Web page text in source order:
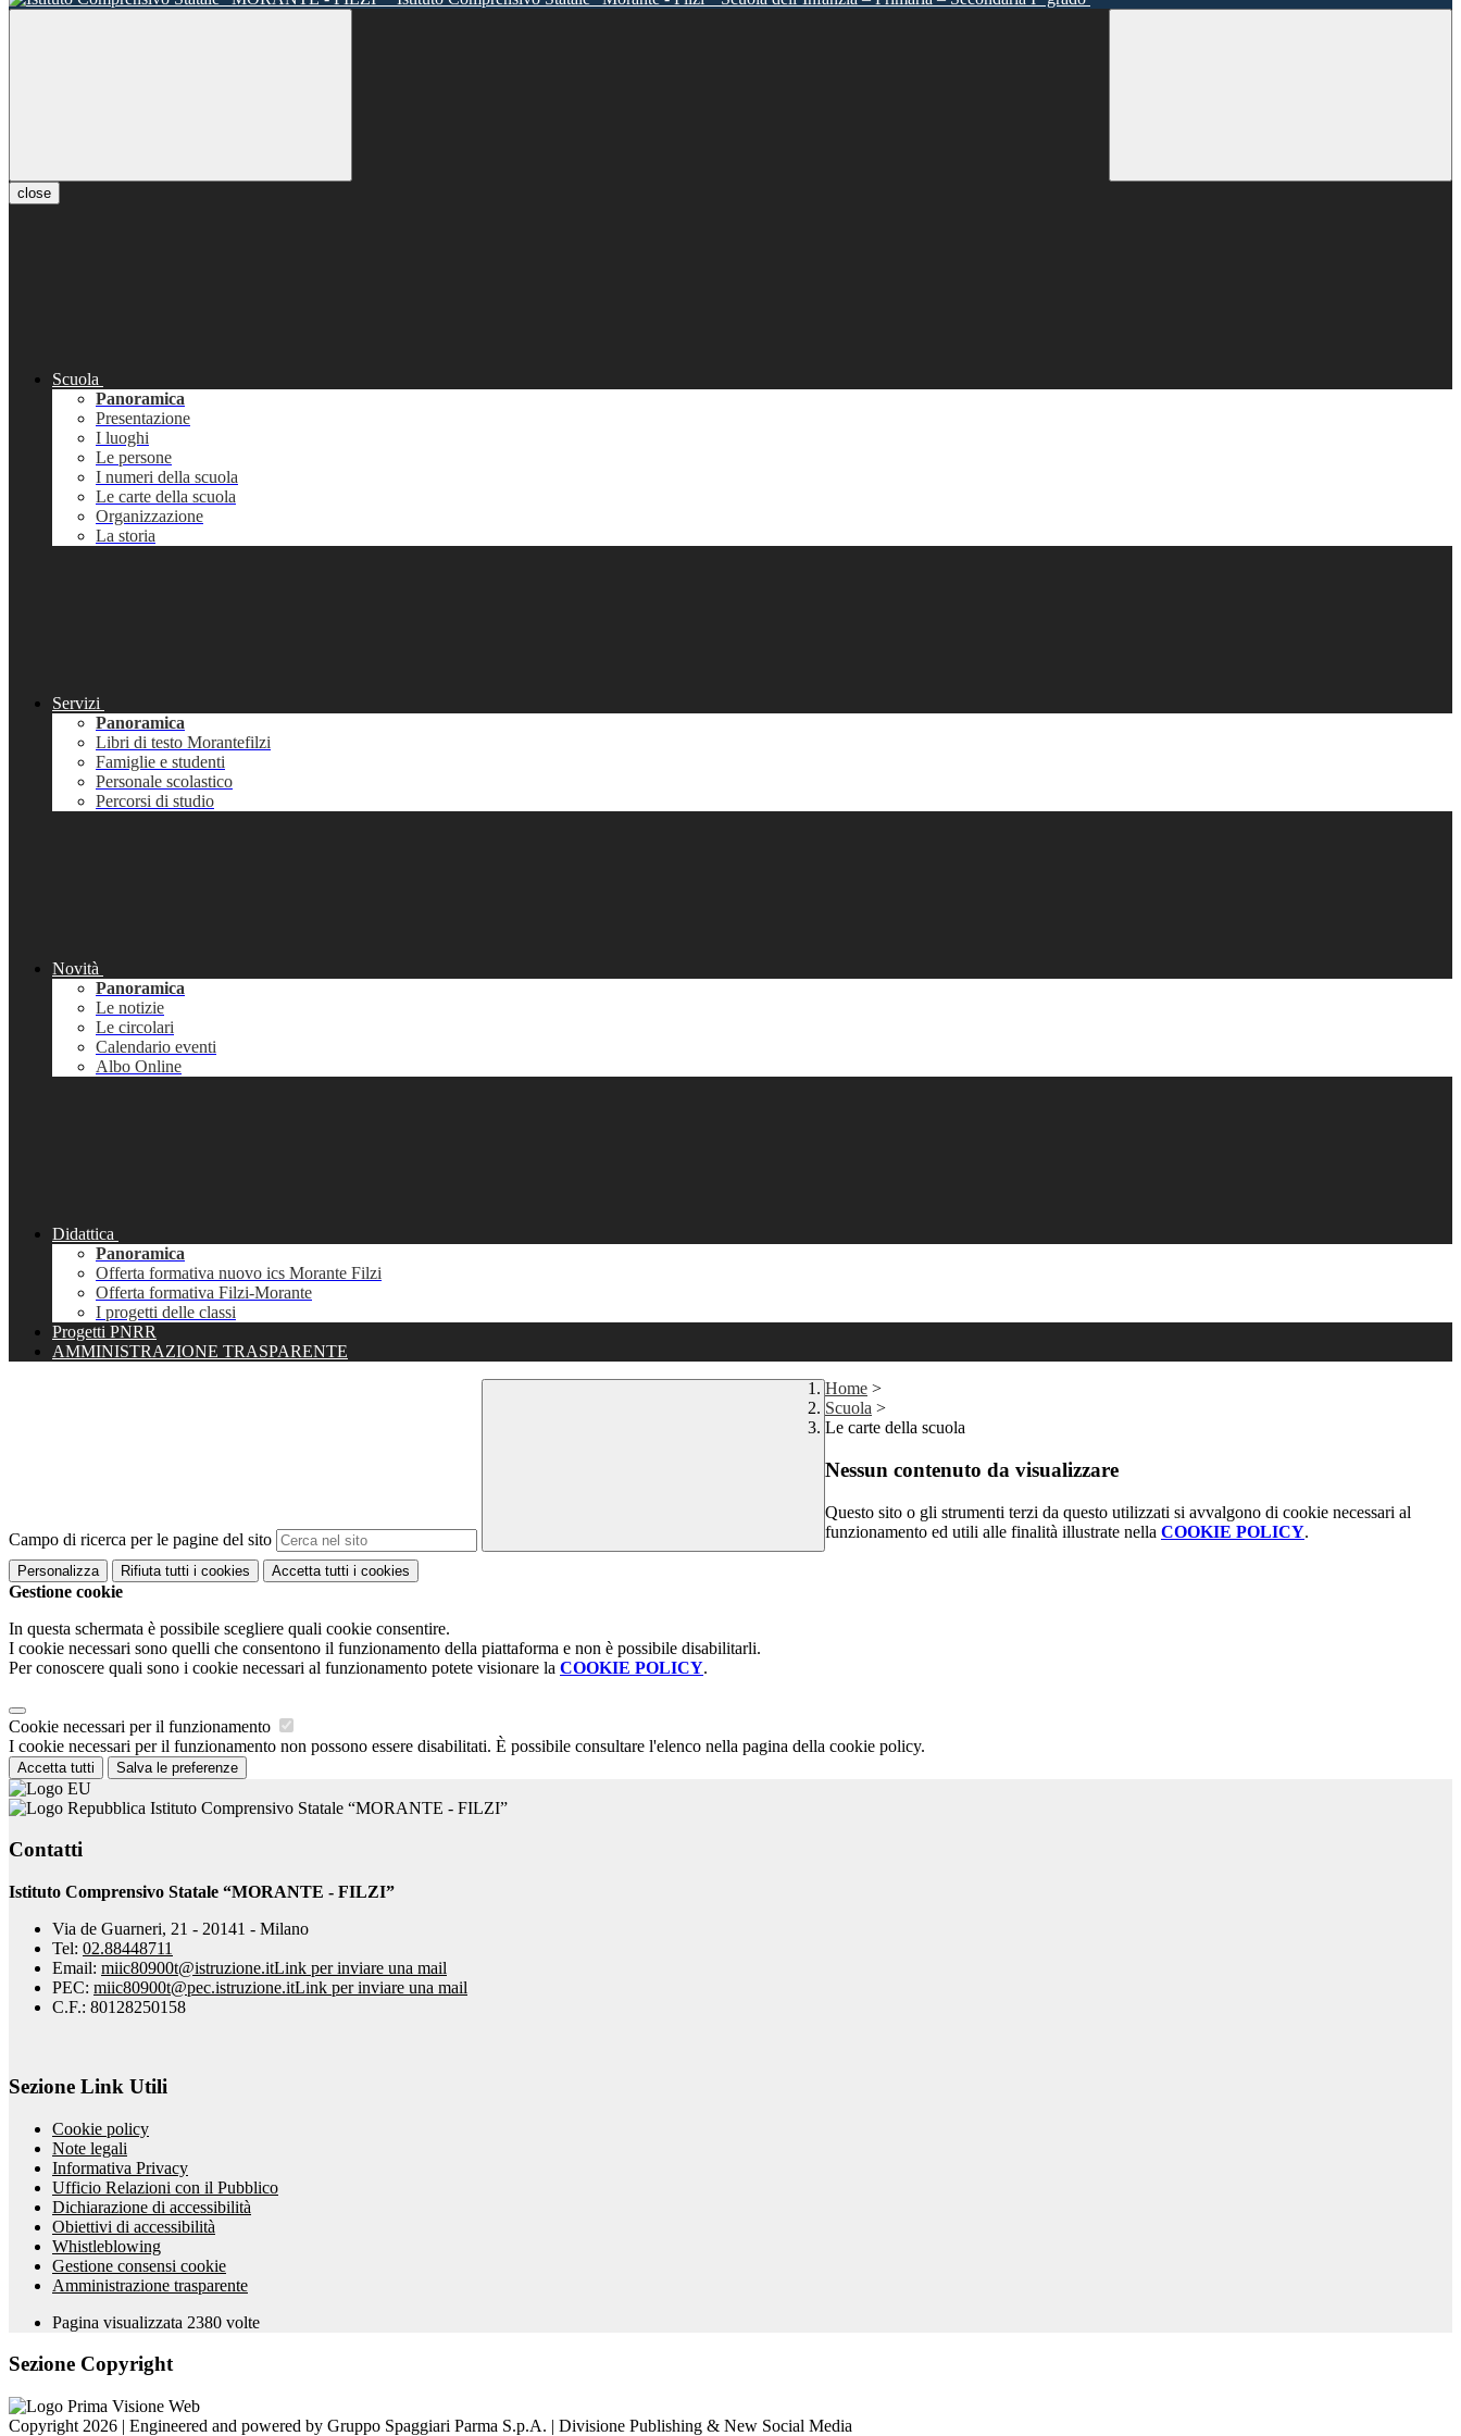
close
Scuola
Panoramica
Presentazione
I luoghi
Le persone
I numeri della scuola
Le carte della scuola
Organizzazione
La storia
Servizi
Panoramica
Libri di testo Morantefilzi
Famiglie e studenti
Personale scolastico
Percorsi di studio
Novità
Panoramica
Le notizie
Le circolari
Calendario eventi
Albo Online
Didattica
Panoramica
Offerta formativa nuovo ics Morante Filzi
Offerta formativa Filzi-Morante
I progetti delle classi
Progetti PNRR
AMMINISTRAZIONE TRASPARENTE
Campo di ricerca per le pagine del sito
Home >
Scuola >
Le carte della scuola
Nessun contenuto da visualizzare
Questo sito o gli strumenti terzi da questo utilizzati si avvalgono di cookie necessari al
funzionamento ed utili alle finalità illustrate nella COOKIE POLICY.
Personalizza Rifiuta tutti i cookies Accetta tutti i cookies
Gestione cookie
In questa schermata è possibile scegliere quali cookie consentire.
I cookie necessari sono quelli che consentono il funzionamento della piattaforma e non è possibile disabilitarli.
Per conoscere quali sono i cookie necessari al funzionamento potete visionare la COOKIE POLICY.
Cookie necessari per il funzionamento
I cookie necessari per il funzionamento non possono essere disabilitati. È possibile consultare l'elenco nella pagina della cookie policy.
Accetta tutti Salva le preferenze
Istituto Comprensivo Statale “MORANTE - FILZI”
Contatti
Istituto Comprensivo Statale “MORANTE - FILZI”
Via de Guarneri, 21 - 20141 - Milano
Tel: 02.88448711
Email: miic80900t@istruzione.itLink per inviare una mail
PEC: miic80900t@pec.istruzione.itLink per inviare una mail
C.F.: 80128250158
Sezione Link Utili
Cookie policy
Note legali
Informativa Privacy
Ufficio Relazioni con il Pubblico
Dichiarazione di accessibilità
Obiettivi di accessibilità
Whistleblowing
Gestione consensi cookie
Amministrazione trasparente
Pagina visualizzata 2380 volte
Sezione Copyright
Copyright 2026 | Engineered and powered by Gruppo Spaggiari Parma S.p.A. | Divisione Publishing & New Social Media